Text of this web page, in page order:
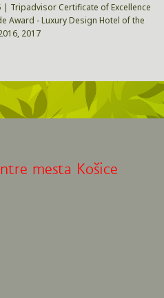
| Tripadvisor Certificate of Excellence
Award - Luxury Design Hotel of the
2017
mesta Košice